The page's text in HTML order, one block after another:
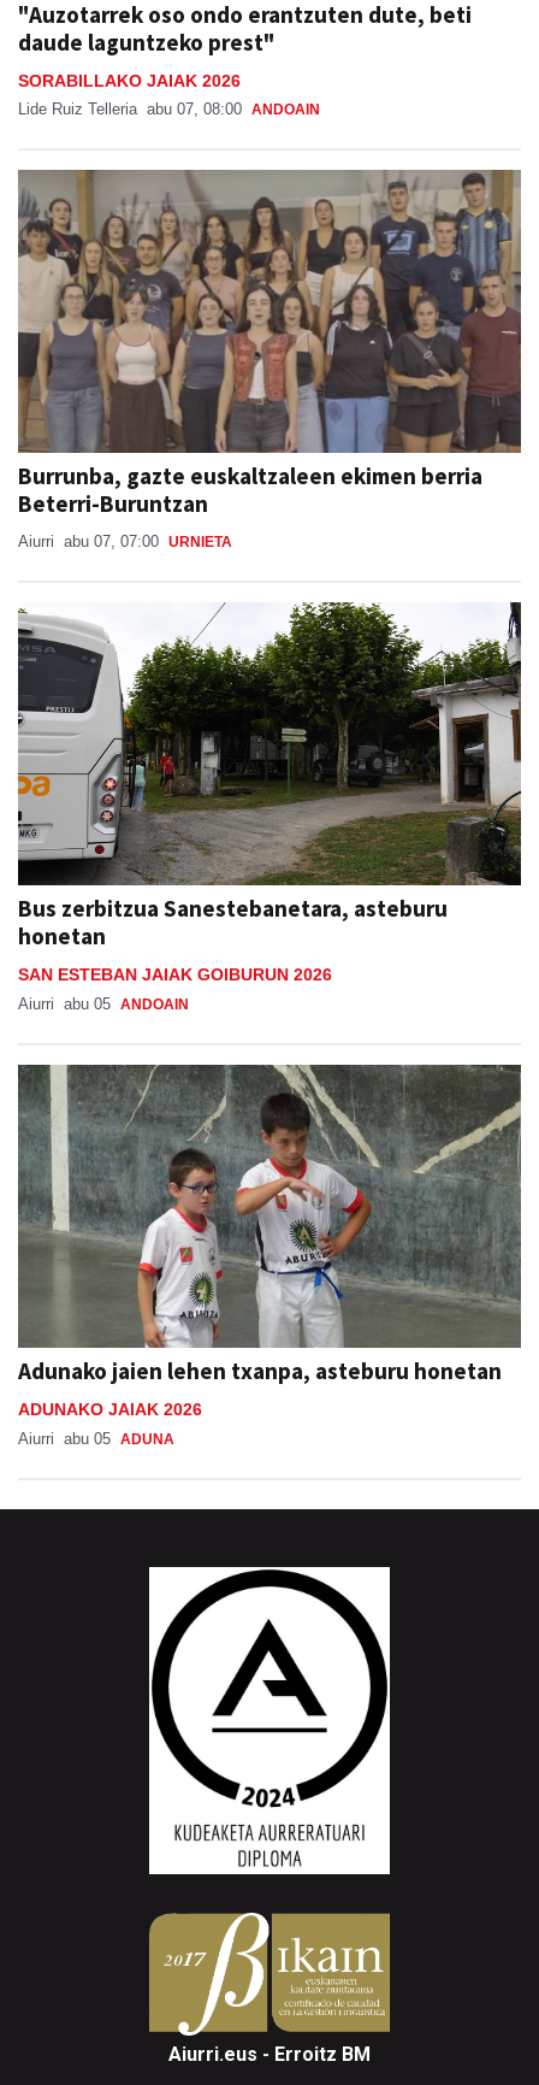
"Auzotarrek oso ondo erantzuten dute, beti
daude laguntzeko prest"
SORABILLAKO JAIAK 2026
Lide Ruiz Telleria abu 07, 08:00 ANDOAIN
Burrunba, gazte euskaltzaleen ekimen berria
Beterri-Buruntzan
Aiurri abu 07, 07:00 URNIETA
Bus zerbitzua Sanestebanetara, asteburu
honetan
SAN ESTEBAN JAIAK GOIBURUN 2026
Aiurri abu 05 ANDOAIN
Adunako jaien lehen txanpa, asteburu honetan
ADUNAKO JAIAK 2026
Aiurri abu 05 ADUNA
Aiurri.eus - Erroitz BM